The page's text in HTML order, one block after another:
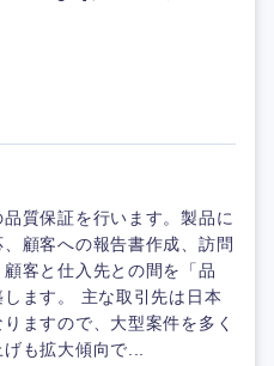
質保証を行います。製品に
顧客への報告書作成、訪問
客と仕入先との間を「品
ます。 主な取引先は日本
ますので、大型案件を多く
も拡大傾向で...